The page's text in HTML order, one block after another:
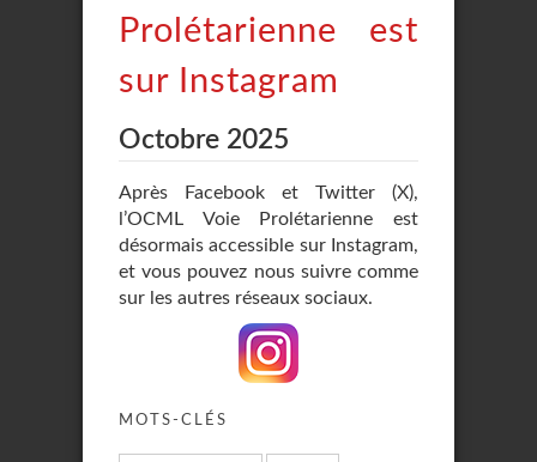
Prolétarienne est
sur Instagram
Octobre 2025
Après Facebook et Twitter (X),
l’OCML Voie Prolétarienne est
désormais accessible sur Instagram,
et vous pouvez nous suivre comme
sur les autres réseaux sociaux.
MOTS-CLÉS